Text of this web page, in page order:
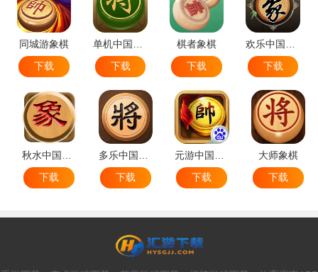
同城游象棋
下载
单机中国象棋
下载
棋者象棋
下载
欢乐中国象棋
下载
秋水中国象棋
下载
多乐中国象棋
下载
元游中国象棋
下载
大师象棋
下载